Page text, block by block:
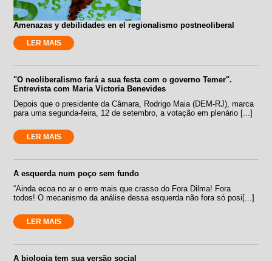
Amenazas y debilidades en el regionalismo postneoliberal
LER MAIS
"O neoliberalismo fará a sua festa com o governo Temer".
Entrevista com Maria Victoria Benevides
Depois que o presidente da Câmara, Rodrigo Maia (DEM-RJ), marca
para uma segunda-feira, 12 de setembro, a votação em plenário [...]
LER MAIS
A esquerda num poço sem fundo
“Ainda ecoa no ar o erro mais que crasso do Fora Dilma! Fora
todos! O mecanismo da análise dessa esquerda não fora só posi[...]
LER MAIS
A biologia tem sua versão social